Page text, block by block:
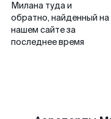
Милана туда и
обратно, найденный на
нашем сайте за
последнее время